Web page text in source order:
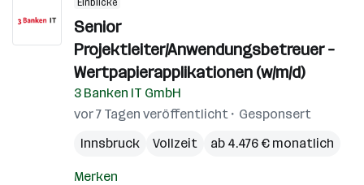
Einblicke
Senior
Projektleiter/Anwendungsbetreuer –
Wertpapierapplikationen (w/m/d)
3 Banken IT GmbH
vor 7 Tagen veröffentlicht
Gesponsert
Innsbruck
Vollzeit ab 4.476 € monatlich
Merken